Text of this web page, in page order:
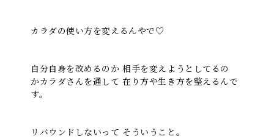
カラダの使い方を変えるんやで♡
自分自身を改めるのか 相手を変えようとしてるの
かカラダさんを通して 在り方や生き方を整えるんで
す。
リバウンドしないって そういうこと。